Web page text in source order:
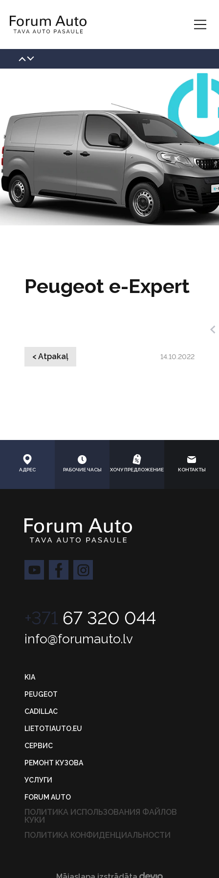
НОВОСТИ
ВАКАНСИИ
Peugeot e-Expert
< Atpakaļ 14.10.2022
АДРЕС РАБОЧИЕ ЧАСЫ ХОЧУ ПРЕДЛОЖЕНИЕ КОНТАКТЫ
KIA
PEUGEOT
CADILLAC
LIETOTIAUTO.EU
СЕРВИС
РЕМОНТ КУЗОВА
УСЛУГИ
FORUM AUTO
+371 67 320 044
info@forumauto.lv
ПОЛИТИКА ИСПОЛЬЗОВАНИЯ ФАЙЛОВ
КУКИ
ПОЛИТИКА КОНФИДЕНЦИАЛЬНОСТИ